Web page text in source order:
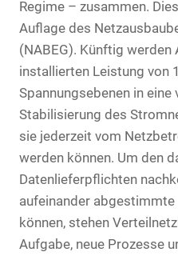
Regime – zusammen.
Auflage des
(NABEG). Künftig werden
installierten Leistung von
Spannungsebenen in eine
Stabilisierung des
sie jederzeit vom
werden können. Um den
Datenlieferpflichten
aufeinander
können, stehen
Aufgabe, neue Prozesse